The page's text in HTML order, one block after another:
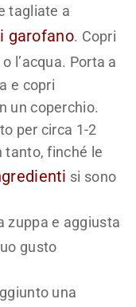
tagliate a
garofano. Copri
l’acqua. Porta a
e copri
un coperchio.
per circa 1-2
tanto, finché le
si sono
zuppa e aggiusta
gusto
una